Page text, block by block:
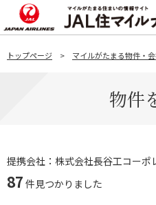
トップページ マイルがたまる物件・
物件
提携会社：株式会社長谷工コーポ
87 件見つかりました